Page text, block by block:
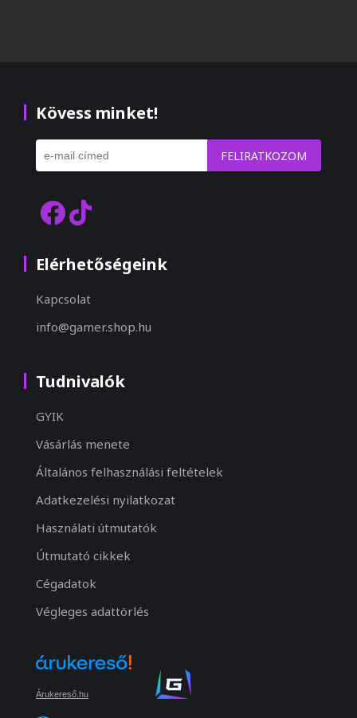
Kövess minket!
FELIRATKOZOM
Elérhetőségeink
Kapcsolat
info@gamer.shop.hu
Tudnivalók
GYIK
Vásárlás menete
Általános felhasználási feltételek
Adatkezelési nyilatkozat
Használati útmutatók
Útmutató cikkek
Cégadatok
Végleges adattörlés
Árukereső.hu